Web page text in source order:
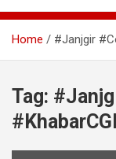
Home #Janjgir
Tag: